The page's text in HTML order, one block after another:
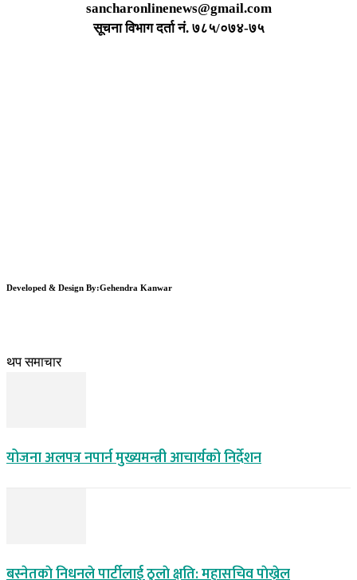
sancharonlinenews@gmail.com
सूचना विभाग दर्ता न‌ं. ७८५/०७४-७५
Developed & Design By:Gehendra Kanwar
थप समाचार
योजना अलपत्र नपार्न मुख्यमन्त्री आचार्यको निर्देशन
बस्नेतकाे निधनले पार्टीलाई ठुलाे क्षति: महासचिव पाेख्रेल